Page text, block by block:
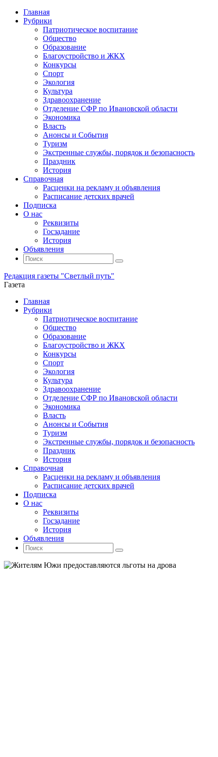
Главная
Рубрики
Патриотическое воспитание
Общество
Образование
Благоустройство и ЖКХ
Конкурсы
Спорт
Экология
Культура
Здравоохранение
Отделение СФР по Ивановской области
Экономика
Власть
Анонсы и События
Туризм
Экстренные службы, порядок и безопасность
Праздник
История
Справочная
Расценки на рекламу и объявления
Расписание детских врачей
Подписка
О нас
Реквизиты
Госзадание
История
Объявления
Поиск
Искать:
Поиск
Редакция газеты "Светлый путь"
Газета
Промотать
содержимому
Главная
Рубрики
Патриотическое воспитание
Общество
Образование
Благоустройство и ЖКХ
Конкурсы
Спорт
Экология
Культура
Здравоохранение
Отделение СФР по Ивановской области
Экономика
Власть
Анонсы и События
Туризм
Экстренные службы, порядок и безопасность
Праздник
История
Справочная
Расценки на рекламу и объявления
Расписание детских врачей
Подписка
О нас
Реквизиты
Госзадание
История
Объявления
Поиск
Искать:
Поиск